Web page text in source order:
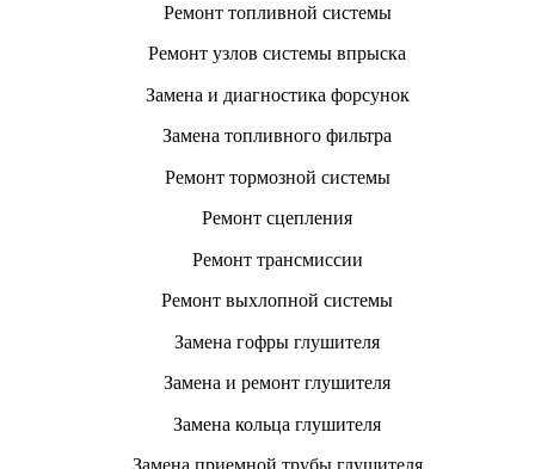
Ремонт топливной системы
Ремонт узлов системы впрыска
Замена и диагностика форсунок
Замена топливного фильтра
Ремонт тормозной системы
Ремонт сцепления
Ремонт трансмиссии
Ремонт выхлопной системы
Замена гофры глушителя
Замена и ремонт глушителя
Замена кольца глушителя